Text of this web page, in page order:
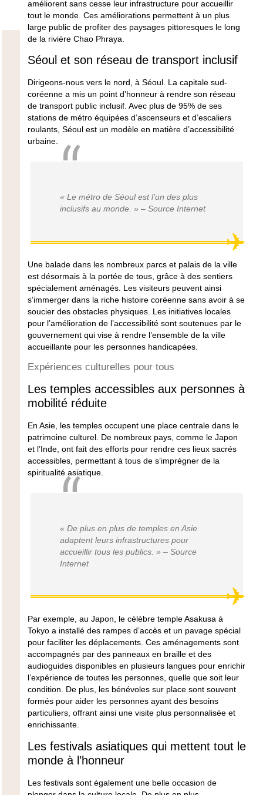
améliorent sans cesse leur infrastructure pour accueillir
tout le monde. Ces améliorations permettent à un plus
large public de profiter des paysages pittoresques le long
de la rivière Chao Phraya.
Séoul et son réseau de transport inclusif
Dirigeons-nous vers le nord, à Séoul. La capitale sud-
coréenne a mis un point d’honneur à rendre son réseau
de transport public inclusif. Avec plus de 95% de ses
stations de métro équipées d’ascenseurs et d’escaliers
roulants, Séoul est un modèle en matière d’accessibilité
urbaine.
« Le métro de Séoul est l’un des plus
inclusifs au monde. » – Source Internet
Une balade dans les nombreux parcset palaisde la ville
est désormais à la portée de tous, grâce à des sentiers
spécialement aménagés. Les visiteurs peuvent ainsi
s’immerger dans la riche histoire coréenne sans avoir à se
soucier des obstacles physiques. Les initiatives locales
pour l’amélioration de l’accessibilité sont soutenues par le
gouvernement qui vise à rendre l’ensemble de la ville
accueillante pour les personnes handicapées.
Expériences culturelles pour tous
Les temples accessibles aux personnes à
mobilité réduite
En Asie, les temples occupent une place centrale dans le
patrimoine culturel. De nombreux pays, comme le Japon
et l’Inde, ont fait des efforts pour rendre ces lieux sacrés
accessibles, permettant à tous de s’imprégner de la
spiritualité asiatique.
« De plus en plus de temples en Asie
adaptent leurs infrastructures pour
accueillir tous les publics. » – Source
Internet
Par exemple, au Japon, le célèbre temple Asakusaà
Tokyo a installé des rampes d’accès et un pavage spécial
pour faciliter les déplacements. Ces aménagements sont
accompagnés par des panneaux en braille et des
audioguides disponibles en plusieurs langues pour enrichir
l’expérience de toutes les personnes, quelle que soit leur
condition. De plus, les bénévoles sur place sont souvent
formés pour aider les personnes ayant des besoins
particuliers, offrant ainsi une visite plus personnalisée et
enrichissante.
Les festivals asiatiques qui mettent tout le
monde à l’honneur
Les festivals sont également une belle occasion de